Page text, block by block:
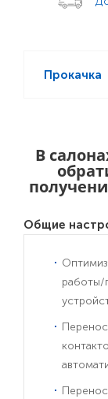
Прокачка
В
Общие
работы/
Перенос
Перенос